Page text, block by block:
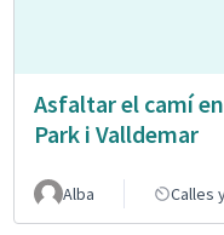
Asfaltar el camí
Park i Valldemar
Alba Calles